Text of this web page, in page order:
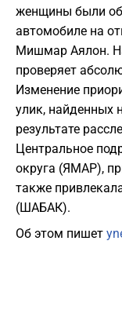
женщины были
автомобиле на
Мишмар Аялон.
проверяет
Изменение
улик, найденных
результате
Центральное
округа (ЯМАР),
также
(ШАБАК).
Об этом пишет